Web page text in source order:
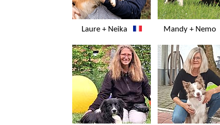
Laure + Neika Mandy +